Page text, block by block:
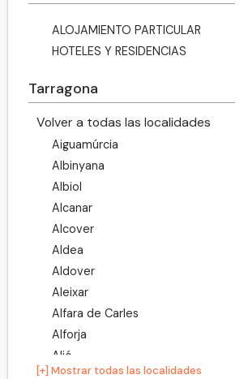
ALOJAMIENTO PARTICULAR
HOTELES Y RESIDENCIAS
Tarragona
Volver a todas las localidades
Aiguamúrcia
Albinyana
Albiol
Alcanar
Alcover
Aldea
Aldover
Aleixar
Alfara de Carles
Alforja
Alió
[+] Mostrar todas las localidades